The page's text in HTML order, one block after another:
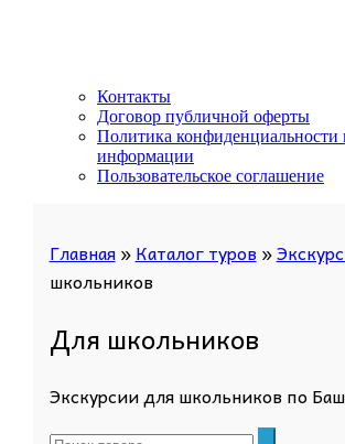
Контакты
Договор публичной оферты
Политика
информации
Пользовательское соглашение
Главная»Каталог туров »
школьников
Для школьников
Экскурсии для школьников по